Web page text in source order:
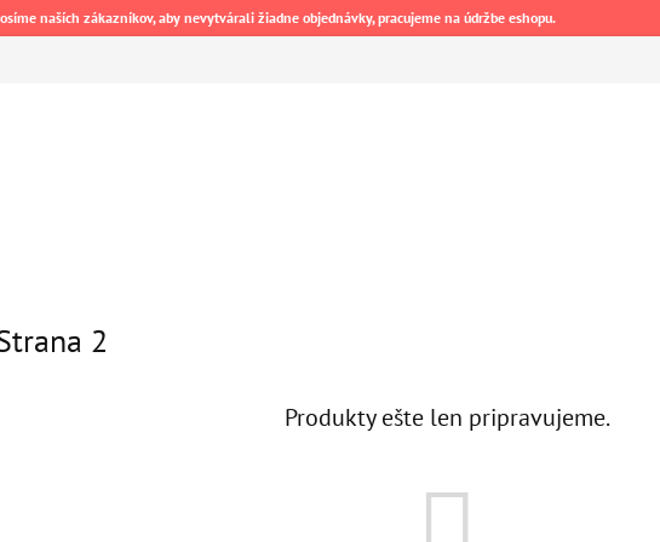
naších zákazníkov, aby nevytvárali žiadne objednávky, pracujeme na údržbe eshopu.
2
Produkty ešte len pripravujeme.